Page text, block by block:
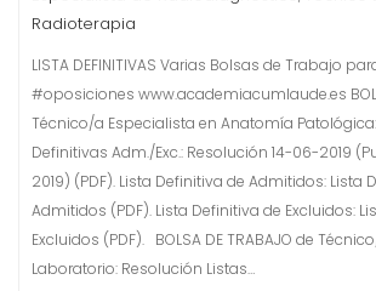
Radioterapia
LISTA DEFINITIVAS Varias Bolsas de Trabajo
#oposiciones www.academiacumlaude.es
Técnico/a Especialista en Anatomía
Definitivas Adm./Exc.: Resolución 14-06-2019
2019) (PDF). Lista Definitiva de Admitidos: Lista
Admitidos (PDF). Lista Definitiva de Excluidos:
Excluidos (PDF). BOLSA DE TRABAJO de
Laboratorio: Resolución Listas…